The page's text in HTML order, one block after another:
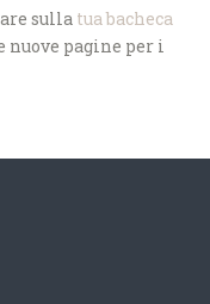
sulla tua bacheca
nuove pagine per i